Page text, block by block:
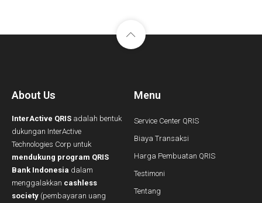
About Us
InterActive QRIS adalah bentuk
dukungan InterActive
Technologies Corp untuk
mendukung program QRIS
Bank Indonesia dalam
menggalakkan cashless
society (pembayaran uang
Menu
Service Center QRIS
Biaya Transaksi
Harga Pembuatan QRIS
Testimoni
Tentang